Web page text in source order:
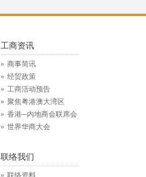
工商资讯
商事简讯
经贸政策
工商活动预告
聚焦粤港澳大湾区
香港─内地商会联席会
世界华商大会
联络我们